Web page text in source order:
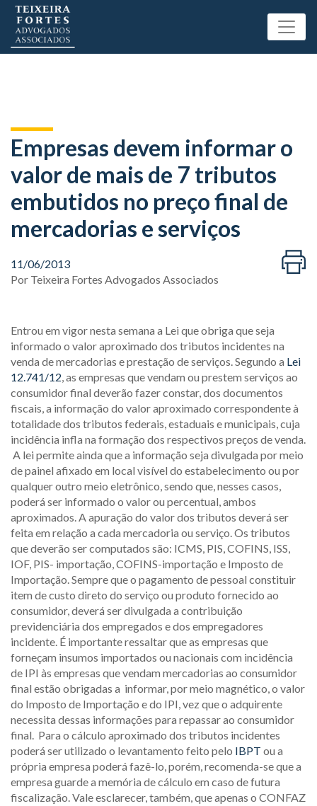
Empresas devem informar o
valor de mais de 7 tributos
embutidos no preço final de
mercadorias e serviços
11/06/2013
Por Teixeira Fortes Advogados Associados
Entrou em vigor nesta semana a Lei que obriga que seja
informado o valor aproximado dos tributos incidentes na
venda de mercadorias e prestação de serviços. Segundo a Lei
12.741/12, as empresas que vendam ou prestem serviços ao
consumidor final deverão fazer constar, dos documentos
fiscais, a informação do valor aproximado correspondente à
totalidade dos tributos federais, estaduais e municipais, cuja
incidência infla na formação dos respectivos preços de venda.
A lei permite ainda que a informação seja divulgada por meio
de painel afixado em local visível do estabelecimento ou por
qualquer outro meio eletrônico, sendo que, nesses casos,
poderá ser informado o valor ou percentual, ambos
aproximados. A apuração do valor dos tributos deverá ser
feita em relação a cada mercadoria ou serviço. Os tributos
que deverão ser computados são: ICMS, PIS, COFINS, ISS,
IOF, PIS- importação, COFINS-importação e Imposto de
Importação. Sempre que o pagamento de pessoal constituir
item de custo direto do serviço ou produto fornecido ao
consumidor, deverá ser divulgada a contribuição
previdenciária dos empregados e dos empregadores
incidente. É importante ressaltar que as empresas que
forneçam insumos importados ou nacionais com incidência
de IPI às empresas que vendam mercadorias ao consumidor
final estão obrigadas a informar, por meio magnético, o valor
do Imposto de Importação e do IPI, vez que o adquirente
necessita dessas informações para repassar ao consumidor
final. Para o cálculo aproximado dos tributos incidentes
poderá ser utilizado o levantamento feito pelo IBPT ou a
própria empresa poderá fazê-lo, porém, recomenda-se que a
empresa guarde a memória de cálculo em caso de futura
fiscalização. Vale esclarecer, também, que apenas o CONFAZ